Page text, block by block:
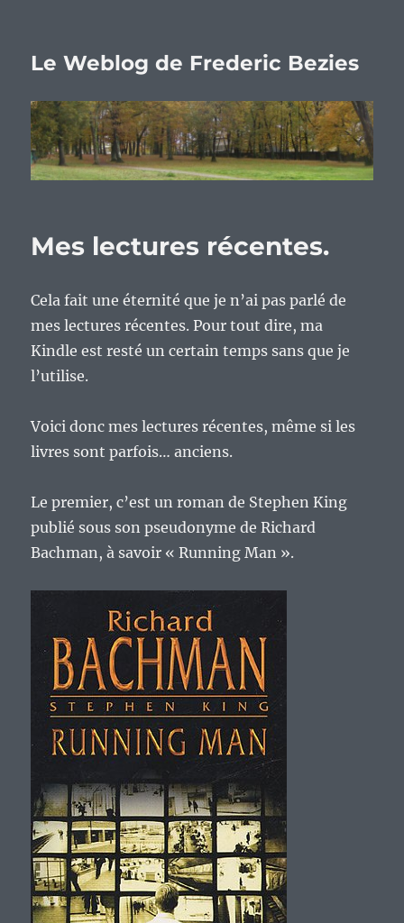
Le Weblog de Frederic Bezies
Mes lectures récentes.
Cela fait une éternité que je n’ai pas parlé de
mes lectures récentes. Pour tout dire, ma
Kindle est resté un certain temps sans que je
l’utilise.
Voici donc mes lectures récentes, même si les
livres sont parfois… anciens.
Le premier, c’est un roman de Stephen King
publié sous son pseudonyme de Richard
Bachman, à savoir « Running Man ».